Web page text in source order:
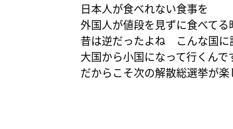
日本人が食べれない食事を
外国人が値段を見ずに食べて
昔は逆だったよね こんな国に
大国から小国になって行くん
だからこそ次の解散総選挙が楽